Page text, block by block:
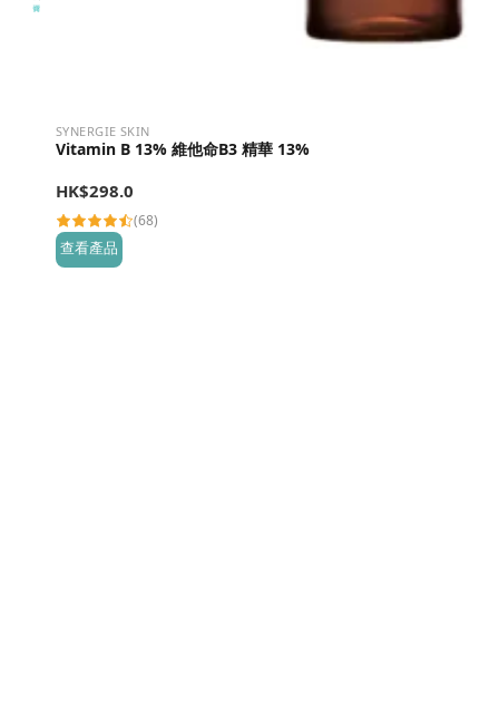
SYNERGIE SKIN
Vitamin B 13% 維他命B3 精華 13%
HK$298.0
(68)
查看產品